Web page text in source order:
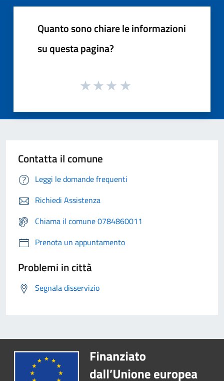
Quanto sono chiare le informazioni
su questa pagina?
Contatta il comune
Leggi le domande frequenti
Richiedi Assistenza
Chiama il comune 0784860011
Prenota un appuntamento
Problemi in città
Segnala disservizio